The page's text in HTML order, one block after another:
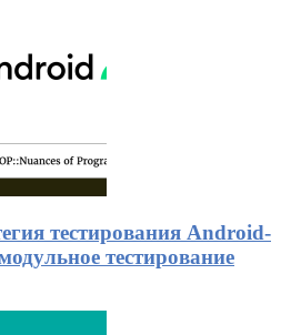
тестирования Android-
тестирование